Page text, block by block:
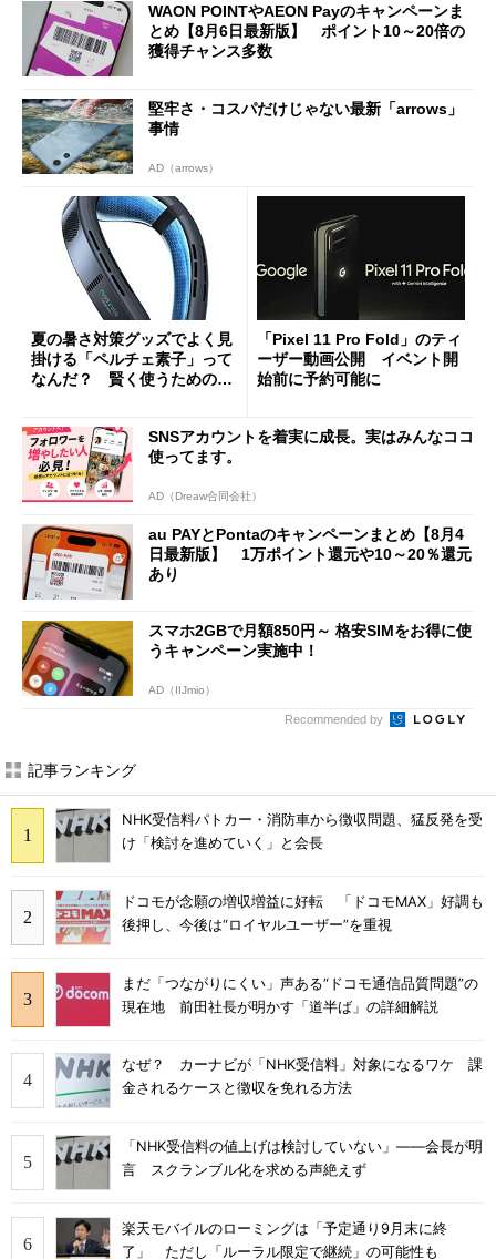
WAON POINTやAEON Payのキャンペーンま
とめ【8月6日最新版】 ポイント10～20倍の
獲得チャンス多数
堅牢さ・コスパだけじゃない最新「arrows」
事情
AD（arrows）
夏の暑さ対策グッズでよく見
掛ける「ペルチェ素子」って
なんだ？ 賢く使うための注
「Pixel 11 Pro Fold」のティ
ーザー動画公開 イベント開
始前に予約可能に
SNSアカウントを着実に成長。実はみんなココ
使ってます。
AD（Dreaw合同会社）
au PAYとPontaのキャンペーンまとめ【8月4
日最新版】 1万ポイント還元や10～20％還元
あり
スマホ2GBで月額850円～ 格安SIMをお得に使
うキャンペーン実施中！
AD（IIJmio）
Recommended by
記事ランキング
NHK受信料パトカー・消防車から徴収問題、猛反発を受
け「検討を進めていく」と会長
ドコモが念願の増収増益に好転 「ドコモMAX」好調も
後押し、今後は“ロイヤルユーザー”を重視
まだ「つながりにくい」声ある“ドコモ通信品質問題”の
現在地 前田社長が明かす「道半ば」の詳細解説
なぜ？ カーナビが「NHK受信料」対象になるワケ 課
金されるケースと徴収を免れる方法
「NHK受信料の値上げは検討していない」――会長が明
言 スクランブル化を求める声絶えず
楽天モバイルのローミングは「予定通り9月末に終
了」 ただし「ルーラル限定で継続」の可能性も